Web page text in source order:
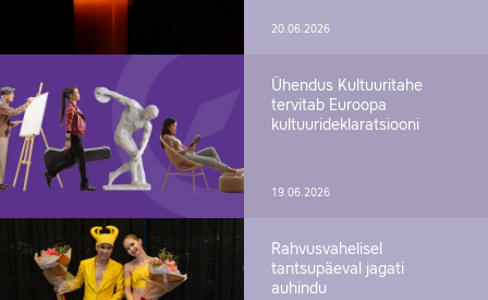
20.06.2026
Ühendus Kultuuritahe
tervitab Euroopa
kultuurideklaratsiooni
19.06.2026
Rahvusvahelisel
tantsupäeval jagati
auhindu